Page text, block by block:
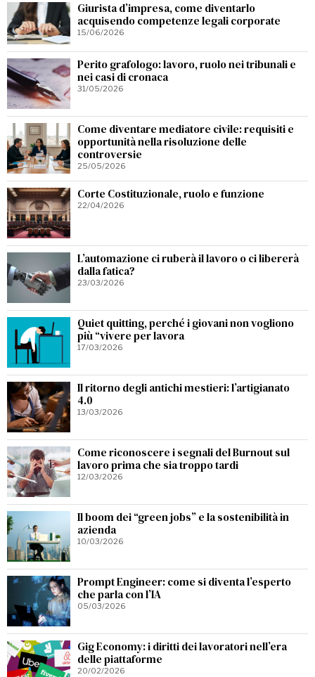
Giurista d’impresa, come diventarlo
acquisendo competenze legali corporate
15/06/2026
Perito grafologo: lavoro, ruolo nei tribunali e
nei casi di cronaca
31/05/2026
Come diventare mediatore civile: requisiti e
opportunità nella risoluzione delle
controversie
25/05/2026
Corte Costituzionale, ruolo e funzione
22/04/2026
L’automazione ci ruberà il lavoro o ci libererà
dalla fatica?
23/03/2026
Quiet quitting, perché i giovani non vogliono
più “vivere per lavora
17/03/2026
Il ritorno degli antichi mestieri: l’artigianato
4.0
13/03/2026
Come riconoscere i segnali del Burnout sul
lavoro prima che sia troppo tardi
12/03/2026
Il boom dei “green jobs” e la sostenibilità in
azienda
10/03/2026
Prompt Engineer: come si diventa l’esperto
che parla con l’IA
05/03/2026
Gig Economy: i diritti dei lavoratori nell’era
delle piattaforme
20/02/2026